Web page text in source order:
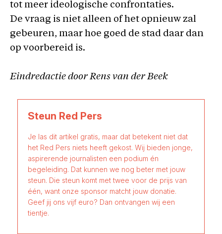
tot meer ideologische confrontaties.
De vraag is niet alleen of het opnieuw zal
gebeuren, maar hoe goed de stad daar dan
op voorbereid is.
Eindredactie door Rens van der Beek
Steun Red Pers
Je las dit artikel gratis, maar dat betekent niet dat
het Red Pers niets heeft gekost. Wij bieden jonge,
aspirerende journalisten een podium én
begeleiding. Dat kunnen we nog beter met jouw
steun. Die steun komt met twee voor de prijs van
één, want onze sponsor matcht jouw donatie.
Geef jij ons vijf euro? Dan ontvangen wij een
tientje.